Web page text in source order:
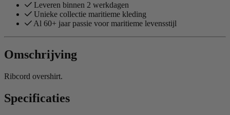
Leveren binnen 2 werkdagen
Unieke collectie maritieme kleding
Al 60+ jaar passie voor maritieme levensstijl
Omschrijving
Ribcord overshirt.
Specificaties